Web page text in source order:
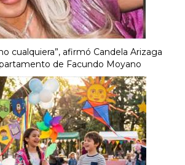
cualquiera”, afirmó Candela Arizaga
de Facundo Moyano